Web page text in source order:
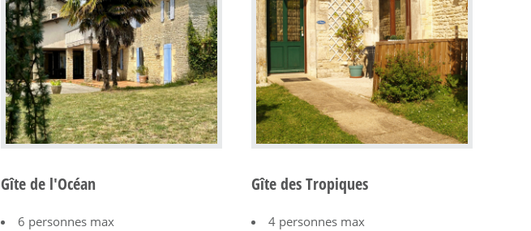
Gîte de l'Océan
6 personnes max
Gîte des Tropiques
4 personnes max